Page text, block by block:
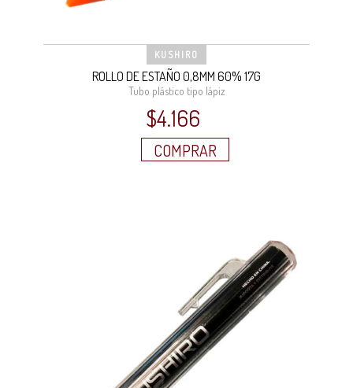
KUSHIRO
ROLLO DE ESTAÑO 0,8MM 60% 17G
Tubo plástico tipo lápiz
$4.166
COMPRAR